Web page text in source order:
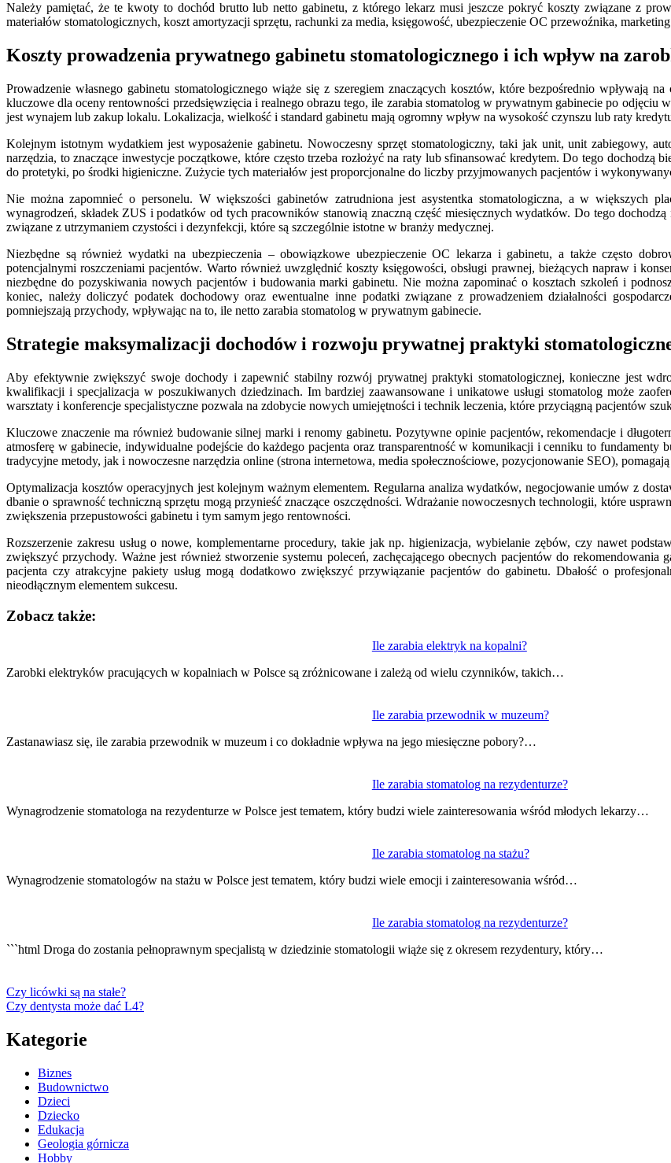
Należy pamiętać, że te kwoty to dochód brutto lub netto gabinetu, z którego lekarz musi jeszcze pokryć koszty związane z
materiałów stomatologicznych, koszt amortyzacji sprzętu, rachunki za media, księgowość, ubezpieczenie OC przewoźnika,
Koszty prowadzenia prywatnego gabinetu stomatologicznego i ich wpływ na
Prowadzenie własnego gabinetu stomatologicznego wiąże się z szeregiem znaczących kosztów, które bezpośrednio wpływają
kluczowe dla oceny rentowności przedsięwzięcia i realnego obrazu tego, ile zarabia stomatolog w prywatnym gabinecie po odjęciu
jest wynajem lub zakup lokalu. Lokalizacja, wielkość i standard gabinetu mają ogromny wpływ na wysokość czynszu lub raty
Kolejnym istotnym wydatkiem jest wyposażenie gabinetu. Nowoczesny sprzęt stomatologiczny, taki jak unit, unit zabiegowy,
narzędzia, to znaczące inwestycje początkowe, które często trzeba rozłożyć na raty lub sfinansować kredytem. Do tego dochodzą
do protetyki, po środki higieniczne. Zużycie tych materiałów jest proporcjonalne do liczby przyjmowanych pacjentów i
Nie można zapomnieć o personelu. W większości gabinetów zatrudniona jest asystentka stomatologiczna, a w większych
wynagrodzeń, składek ZUS i podatków od tych pracowników stanowią znaczną część miesięcznych wydatków. Do tego
związane z utrzymaniem czystości i dezynfekcji, które są szczególnie istotne w branży medycznej.
Niezbędne są również wydatki na ubezpieczenia – obowiązkowe ubezpieczenie OC lekarza i gabinetu, a także często
potencjalnymi roszczeniami pacjentów. Warto również uwzględnić koszty księgowości, obsługi prawnej, bieżących napraw i
niezbędne do pozyskiwania nowych pacjentów i budowania marki gabinetu. Nie można zapominać o kosztach szkoleń i
koniec, należy doliczyć podatek dochodowy oraz ewentualne inne podatki związane z prowadzeniem działalności
pomniejszają przychody, wpływając na to, ile netto zarabia stomatolog w prywatnym gabinecie.
Strategie maksymalizacji dochodów i rozwoju prywatnej praktyki
Aby efektywnie zwiększyć swoje dochody i zapewnić stabilny rozwój prywatnej praktyki stomatologicznej, konieczne jest
kwalifikacji i specjalizacja w poszukiwanych dziedzinach. Im bardziej zaawansowane i unikatowe usługi stomatolog może
warsztaty i konferencje specjalistyczne pozwala na zdobycie nowych umiejętności i technik leczenia, które przyciągną pacjentów
Kluczowe znaczenie ma również budowanie silnej marki i renomy gabinetu. Pozytywne opinie pacjentów, rekomendacje i
atmosferę w gabinecie, indywidualne podejście do każdego pacjenta oraz transparentność w komunikacji i cenniku to fundamenty
tradycyjne metody, jak i nowoczesne narzędzia online (strona internetowa, media społecznościowe, pozycjonowanie SEO),
Optymalizacja kosztów operacyjnych jest kolejnym ważnym elementem. Regularna analiza wydatków, negocjowanie umów z
dbanie o sprawność techniczną sprzętu mogą przynieść znaczące oszczędności. Wdrażanie nowoczesnych technologii, które
zwiększenia przepustowości gabinetu i tym samym jego rentowności.
Rozszerzenie zakresu usług o nowe, komplementarne procedury, takie jak np. higienizacja, wybielanie zębów, czy nawet
zwiększyć przychody. Ważne jest również stworzenie systemu poleceń, zachęcającego obecnych pacjentów do
pacjenta czy atrakcyjne pakiety usług mogą dodatkowo zwiększyć przywiązanie pacjentów do gabinetu. Dbałość o
nieodłącznym elementem sukcesu.
Zobacz także:
Ile zarabia elektryk na kopalni?
Zarobki elektryków pracujących w kopalniach w Polsce są zróżnicowane i zależą od wielu czynników, takich…
Ile zarabia przewodnik w muzeum?
Zastanawiasz się, ile zarabia przewodnik w muzeum i co dokładnie wpływa na jego miesięczne pobory?…
Ile zarabia stomatolog na rezydenturze?
Wynagrodzenie stomatologa na rezydenturze w Polsce jest tematem, który budzi wiele zainteresowania wśród młodych lekarzy…
Ile zarabia stomatolog na stażu?
Wynagrodzenie stomatologów na stażu w Polsce jest tematem, który budzi wiele emocji i zainteresowania wśród…
Ile zarabia stomatolog na rezydenturze?
```html Droga do zostania pełnoprawnym specjalistą w dziedzinie stomatologii wiąże się z okresem rezydentury, który…
wpisu
Czy licówki są na stałe?
Czy dentysta może dać L4?
Kategorie
Biznes
Budownictwo
Dzieci
Dziecko
Edukacja
Geologia górnicza
Hobby